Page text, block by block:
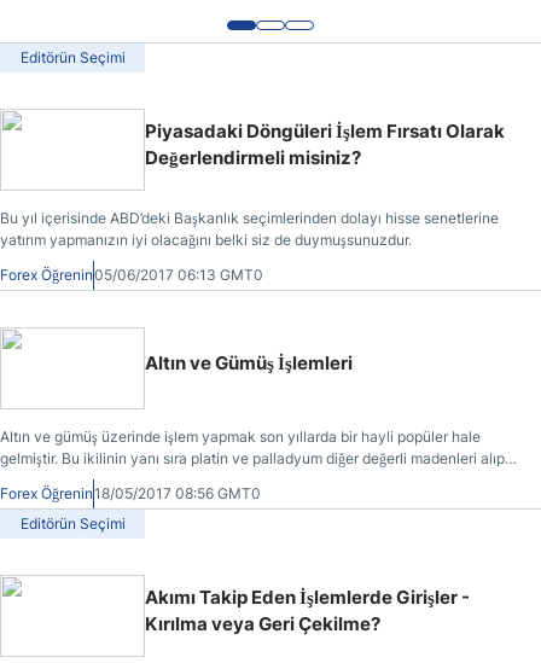
Editörün Seçimi
Piyasadaki Döngüleri İşlem Fırsatı Olarak
Değerlendirmeli misiniz?
Bu yıl içerisinde ABD’deki Başkanlık seçimlerinden dolayı hisse senetlerine
yatırım yapmanızın iyi olacağını belki siz de duymuşsunuzdur.
Forex Öğrenin05/06/2017 06:13 GMT0
Altın ve Gümüş İşlemleri
Altın ve gümüş üzerinde işlem yapmak son yıllarda bir hayli popüler hale
gelmiştir. Bu ikilinin yanı sıra platin ve palladyum diğer değerli madenleri alıp
satabileceğiniz aracı kurum sayısı her geçen gün artmaktadır.
Forex Öğrenin18/05/2017 08:56 GMT0
Editörün Seçimi
Akımı Takip Eden İşlemlerde Girişler -
Kırılma veya Geri Çekilme?